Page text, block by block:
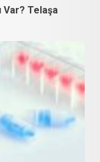
Var? Telaşa